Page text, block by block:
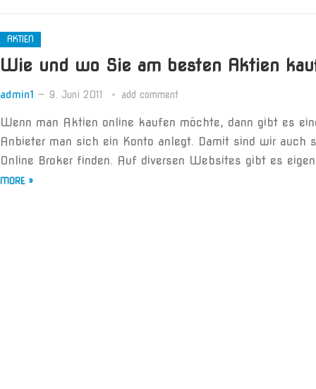
AKTIEN
Wie und wo Sie am besten Aktien
admin1 — 9. Juni 2011 add comment
Wenn man Aktien online kaufen möchte, dann gibt es
Anbieter man sich ein Konto anlegt. Damit sind wir auch
Online Broker finden. Auf diversen Websites gibt es
MORE »